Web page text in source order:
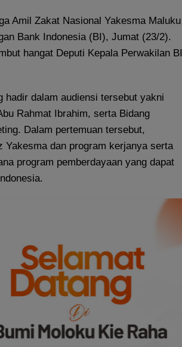
Amil Zakat Nasional Yakesma Maluku
Bank Indonesia (BI), Jumat (23/2).
hangat Deputi Kepala Perwakilan BI
hadir dalam audiensi tersebut yakni
Rahmat Ibrahim, serta Bidang
Dalam pertemuan tersebut,
Yakesma dan program kerjanya serta
program pemberdayaan yang dapat